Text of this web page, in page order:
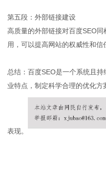
第五段：外部链接建设
高质量的外部链接对百度SEO
用，可以提高网站的权威性和
总结：百度SEO是一个系统且
业特点，制定科学合理的优化
表现。